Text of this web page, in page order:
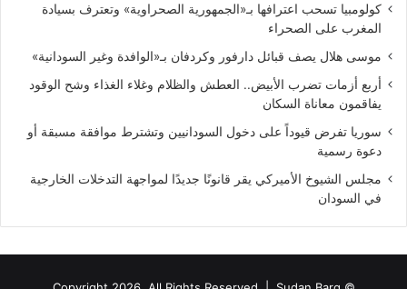
كولومبيا تسحب اعترافها بـ«الجمهورية الصحراوية» وتعترف بسيادة
المغرب على الصحراء
موسى هلال يصف قبائل دارفور وكردفان بـ«الوافدة وغير السودانية»
أربع أزمات تضرب الأبيض.. العطش والظلام وغلاء الغذاء وشح الوقود
يفاقمون معاناة السكان
سوريا تفرض قيوداً على دخول السودانيين وتشترط موافقة مسبقة أو
دعوة رسمية
مجلس الشيوخ الأميركي يقر قانونًا جديدًا لمواجهة التدخلات الخارجية
في السودان